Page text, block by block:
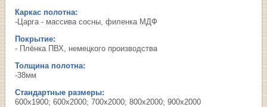
Каркас полотна:
-Царга - массива сосны, филенка МДФ
Покрытие:
- Плёнка ПВХ, немецкого производства
Толщина полотна:
-38мм
Стандартные размеры:
600х1900; 600х2000; 700х2000; 800х2000; 900х2000